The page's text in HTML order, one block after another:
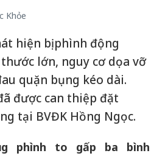
Khỏe
hiện bị phình động
lớn, nguy cơ dọa vỡ
quặn bụng kéo dài.
được can thiệp đặt
tại BVĐK Hồng Ngọc.
phình to gấp ba bình